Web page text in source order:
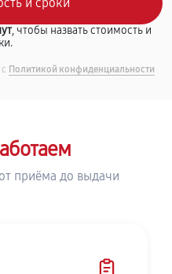
, чтобы назвать стоимость и
Политикой конфиденциальности
приёма до выдачи